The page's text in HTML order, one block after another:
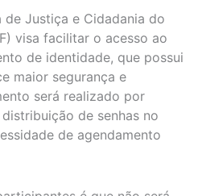
Justiça e Cidadania do
visa facilitar o acesso ao
de identidade, que possui
maior segurança e
será realizado por
de senhas no
de agendamento